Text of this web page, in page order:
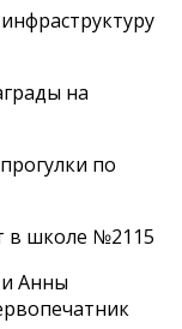
на
по
в школе №2115
Анны